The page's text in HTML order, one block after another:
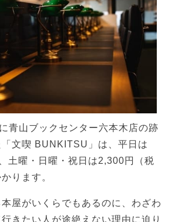
青山ブックセンター六本木店の跡
文喫 BUNKITSU」は、平日は
土曜・日曜・祝日は2,300円（税
ります。
屋がいくらでもあるのに、わざわ
きたい人が途絶えない理由に迫り